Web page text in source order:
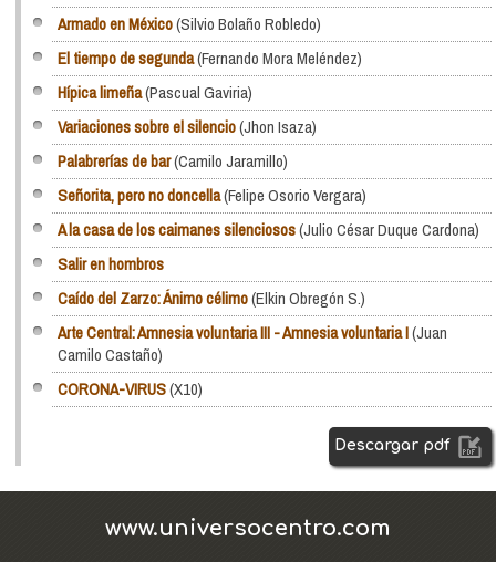
Armado en México(Silvio Bolaño Robledo)
El tiempo de segunda(Fernando Mora Meléndez)
Hípica limeña(Pascual Gaviria)
Variaciones sobre el silencio(Jhon Isaza)
Palabrerías de bar(Camilo Jaramillo)
Señorita, pero no doncella(Felipe Osorio Vergara)
A la casa de los caimanes silenciosos(Julio César Duque Cardona)
Salir en hombros
Caído del Zarzo: Ánimo célimo(Elkin Obregón S.)
Arte Central: Amnesia voluntaria III - Amnesia voluntaria I(Juan
Camilo Castaño)
CORONA-VIRUS(X10)
Descargar pdf
www.universocentro.com